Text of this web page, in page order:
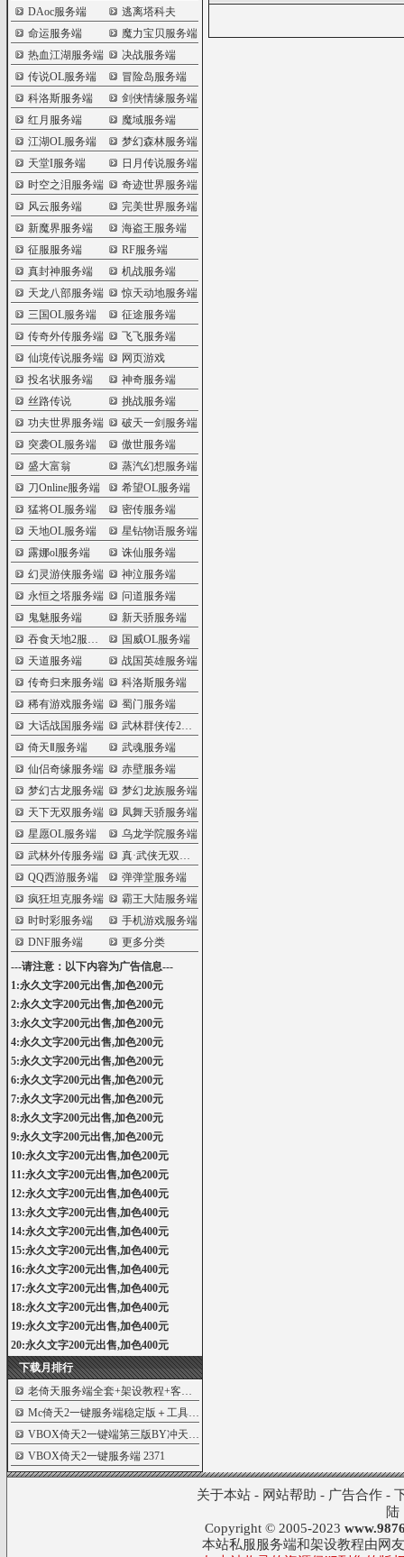
DAoc服务端
逃离塔科夫
命运服务端
魔力宝贝服务端
热血江湖服务端
决战服务端
传说OL服务端
冒险岛服务端
科洛斯服务端
剑侠情缘服务端
红月服务端
魔域服务端
江湖OL服务端
梦幻森林服务端
天堂I服务端
日月传说服务端
时空之泪服务端
奇迹世界服务端
风云服务端
完美世界服务端
新魔界服务端
海盗王服务端
征服服务端
RF服务端
真封神服务端
机战服务端
天龙八部服务端
惊天动地服务端
三国OL服务端
征途服务端
传奇外传服务端
飞飞服务端
仙境传说服务端
网页游戏
投名状服务端
神奇服务端
丝路传说
挑战服务端
功夫世界服务端
破天一剑服务端
突袭OL服务端
傲世服务端
盛大富翁
蒸汽幻想服务端
刀Online服务端
希望OL服务端
猛将OL服务端
密传服务端
天地OL服务端
星钻物语服务端
露娜ol服务端
诛仙服务端
幻灵游侠服务端
神泣服务端
永恒之塔服务端
问道服务端
鬼魅服务端
新天骄服务端
吞食天地2服务端
国威OL服务端
天道服务端
战国英雄服务端
传奇归来服务端
科洛斯服务端
稀有游戏服务端
蜀门服务端
大话战国服务端
武林群侠传2服务端
倚天Ⅱ服务端
武魂服务端
仙侣奇缘服务端
赤壁服务端
梦幻古龙服务端
梦幻龙族服务端
天下无双服务端
凤舞天骄服务端
星愿OL服务端
乌龙学院服务端
武林外传服务端
真·武侠无双服务端
QQ西游服务端
弹弹堂服务端
疯狂坦克服务端
霸王大陆服务端
时时彩服务端
手机游戏服务端
DNF服务端
更多分类
---请注意：以下内容为广告信息---
1:永久文字200元出售,加色200元
2:永久文字200元出售,加色200元
3:永久文字200元出售,加色200元
4:永久文字200元出售,加色200元
5:永久文字200元出售,加色200元
6:永久文字200元出售,加色200元
7:永久文字200元出售,加色200元
8:永久文字200元出售,加色200元
9:永久文字200元出售,加色200元
10:永久文字200元出售,加色200元
11:永久文字200元出售,加色200元
12:永久文字200元出售,加色400元
13:永久文字200元出售,加色400元
14:永久文字200元出售,加色400元
15:永久文字200元出售,加色400元
16:永久文字200元出售,加色400元
17:永久文字200元出售,加色400元
18:永久文字200元出售,加色400元
19:永久文字200元出售,加色400元
20:永久文字200元出售,加色400元
下载月排行
老倚天服务端全套+架设教程+客户端
Mc倚天2一键服务端稳定版＋工具
3238
VBOX倚天2一键端第三版BY冲天神龙重磅发布
VBOX倚天2一键服务端2371
关于本站- 网站帮助 - 广告合作-
陆
Copyright © 2005-2023
本站私服服务端和架设教程由网